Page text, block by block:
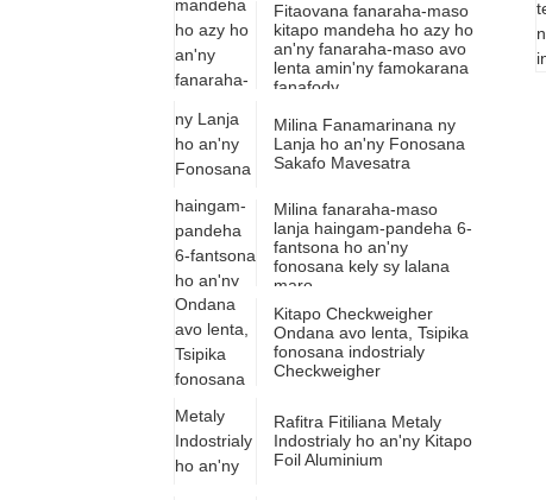
Fitaovana fanaraha-maso
kitapo mandeha ho azy ho
an'ny fanaraha-maso avo
lenta amin'ny famokarana
fanafody
Milina Fanamarinana ny
Lanja ho an'ny Fonosana
Sakafo Mavesatra
Milina fanaraha-maso
lanja haingam-pandeha 6-
fantsona ho an'ny
fonosana kely sy lalana
maro
Kitapo Checkweigher
Ondana avo lenta, Tsipika
fonosana indostrialy
Checkweigher
Rafitra Fitiliana Metaly
Indostrialy ho an'ny Kitapo
Foil Aluminium